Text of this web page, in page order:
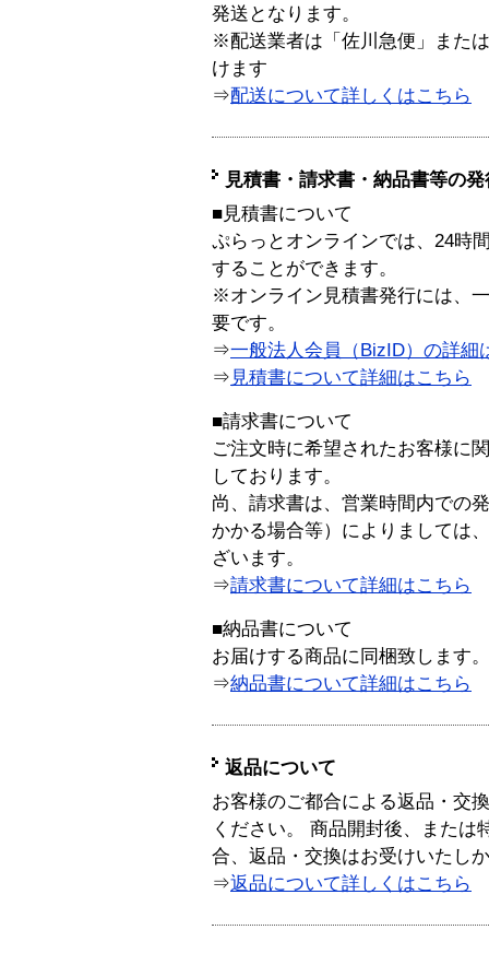
発送となります。
※配送業者は「佐川急便」また
けます
⇒配送について詳しくはこちら
見積書・請求書・納品書等の
■見積書について
ぷらっとオンラインでは、24時
することができます。
※オンライン見積書発行には、
要です。
⇒一般法人会員（BizID）の詳細
⇒ 見積書について詳細はこちら
■請求書について
ご注文時に希望されたお客様に
しております。
尚、請求書は、営業時間内での
かかる場合等）によりましては
ざいます。
⇒請求書について詳細はこちら
■納品書について
お届けする商品に同梱致します。
⇒納品書について詳細はこちら
返品について
お客様のご都合による返品・交
ください。 商品開封後、または
合、返品・交換はお受けいたし
⇒返品について詳しくはこちら